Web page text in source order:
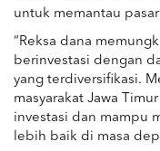
untuk memantau
“Reksa dana
berinvestasi dengan
yang terdiversifikasi.
masyarakat Jawa
investasi dan mampu
lebih baik di masa